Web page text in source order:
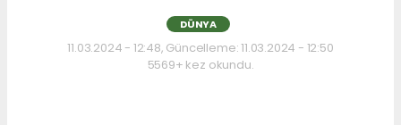
DÜNYA
11.03.2024 - 12:48, Güncelleme: 11.03.2024 - 12:50
5569+ kez okundu.